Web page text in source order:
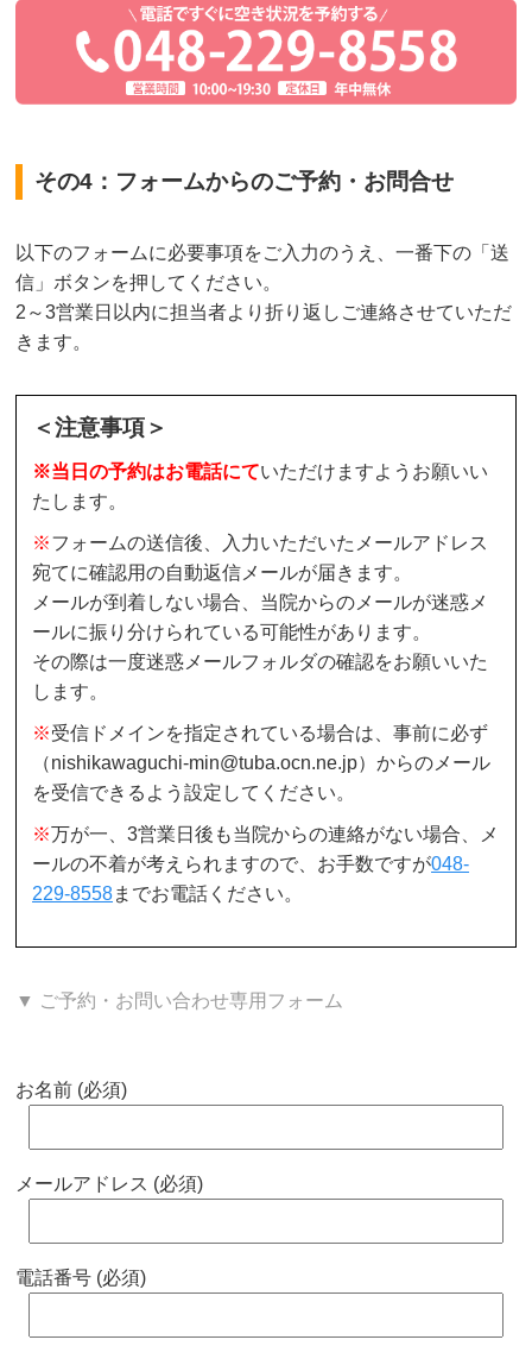
その4：フォームからのご予約・お問合せ
以下のフォームに必要事項をご入力のうえ、一番下の「送
信」ボタンを押してください。
2～3営業日以内に担当者より折り返しご連絡させていただ
きます。
＜注意事項＞
※当日の予約はお電話にていただけますようお願いい
たします。
※フォームの送信後、入力いただいたメールアドレス
宛てに確認用の自動返信メールが届きます。
メールが到着しない場合、当院からのメールが迷惑メ
ールに振り分けられている可能性があります。
その際は一度迷惑メールフォルダの確認をお願いいた
します。
※受信ドメインを指定されている場合は、事前に必ず
（nishikawaguchi-min@tuba.ocn.ne.jp）からのメール
を受信できるよう設定してください。
※万が一、3営業日後も当院からの連絡がない場合、メ
ールの不着が考えられますので、お手数ですが048-
229-8558までお電話ください。
▼ ご予約・お問い合わせ専用フォーム
お名前 (必須)
メールアドレス (必須)
電話番号 (必須)